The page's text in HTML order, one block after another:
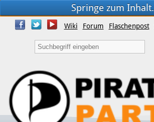
Springe zum Inhalt.
Wiki Forum Flaschenpost